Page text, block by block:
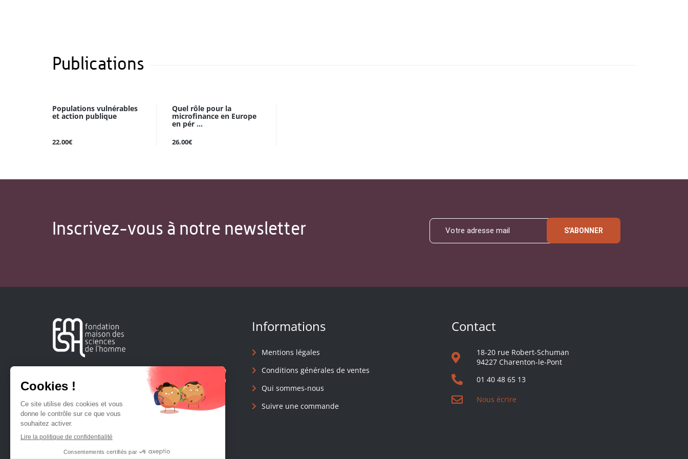
Publications
Populations vulnérables
et action publique
22.00€
Quel rôle pour la
microfinance en Europe
en pér ...
26.00€
Inscrivez-vous à notre newsletter S'ABONNER
Créée en 1963, la Fondation Maison Sciences de l'Homme
soutient la recherche et la diffusion des connaissances en
sciences humaines et sociales.
Informations
Mentions légales
Conditions générales de ventes
Qui sommes-nous
Suivre une commande
Contact
18-20 rue Robert-Schuman
94227 Charenton-le-Pont
01 40 48 65 13
Nous écrire